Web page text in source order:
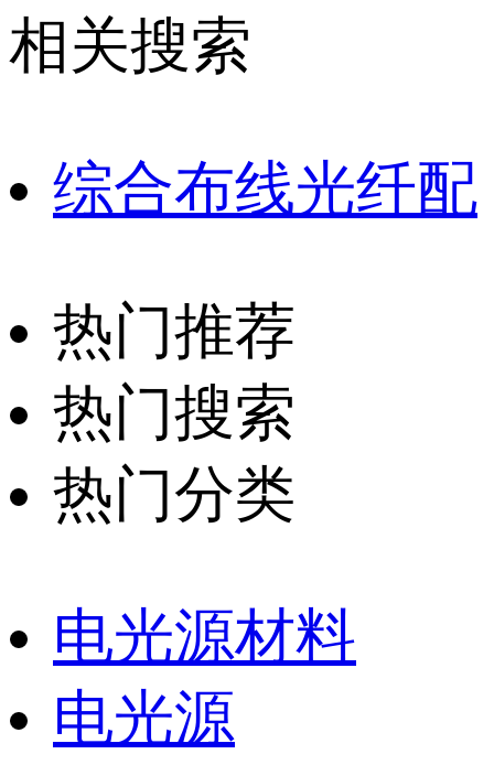
相关搜索
综合布线光纤配
热门推荐
热门搜索
热门分类
电光源材料
电光源